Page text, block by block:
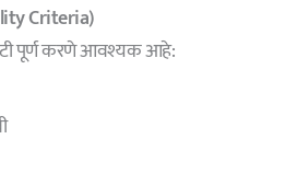
Criteria)
पूर्ण करणे आवश्यक आहे: